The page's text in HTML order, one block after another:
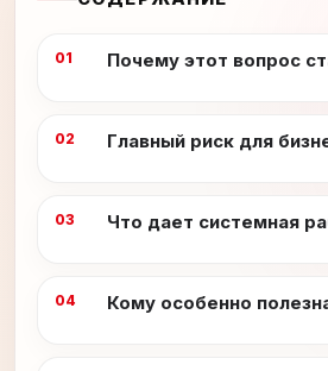
Почему этот вопрос
Главный риск для
Что дает системная
Кому особенно